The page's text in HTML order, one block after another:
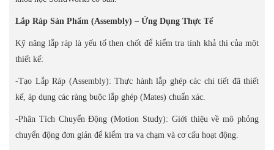
Lắp Ráp Sản Phẩm (Assembly) – Ứng Dụng Thực Tế
Kỹ năng lắp ráp là yếu tố then chốt để kiểm tra tính khả thi của một
thiết kế:
-Tạo Lắp Ráp (Assembly): Thực hành lắp ghép các chi tiết đã thiết
kế, áp dụng các ràng buộc lắp ghép (Mates) chuẩn xác.
-Phân Tích Chuyển Động (Motion Study): Giới thiệu về mô phỏng
chuyển động đơn giản để kiểm tra va chạm và cơ cấu hoạt động.